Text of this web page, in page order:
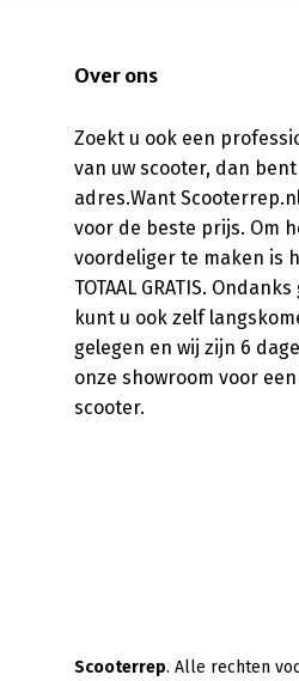
Over ons
Zoekt u ook een
van uw scooter, dan
adres.Want
voor de beste prijs. Om
voordeliger te maken is
TOTAAL GRATIS.
kunt u ook zelf
gelegen en wij zijn 6
onze showroom voor
scooter.
Scooterrep. Alle rechten